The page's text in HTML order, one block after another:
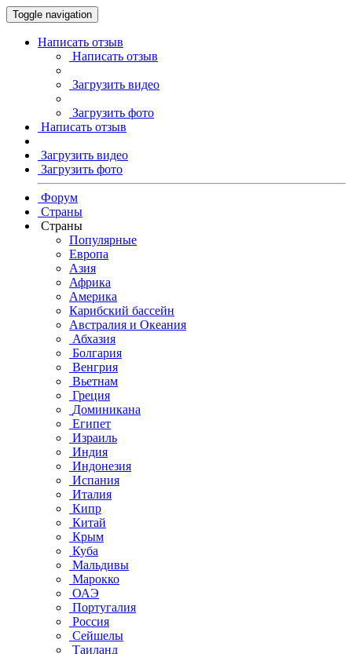
Toggle navigation
Написать отзыв
Написать отзыв
Загрузить видео
Загрузить фото
Написать отзыв
Загрузить видео
Загрузить фото
Форум
Страны
Страны
Популярные
Европа
Азия
Африка
Америка
Карибский бассейн
Австралия и Океания
Абхазия
Болгария
Венгрия
Вьетнам
Греция
Доминикана
Египет
Израиль
Индия
Индонезия
Испания
Италия
Кипр
Китай
Крым
Куба
Мальдивы
Марокко
ОАЭ
Португалия
Россия
Сейшелы
Таиланд